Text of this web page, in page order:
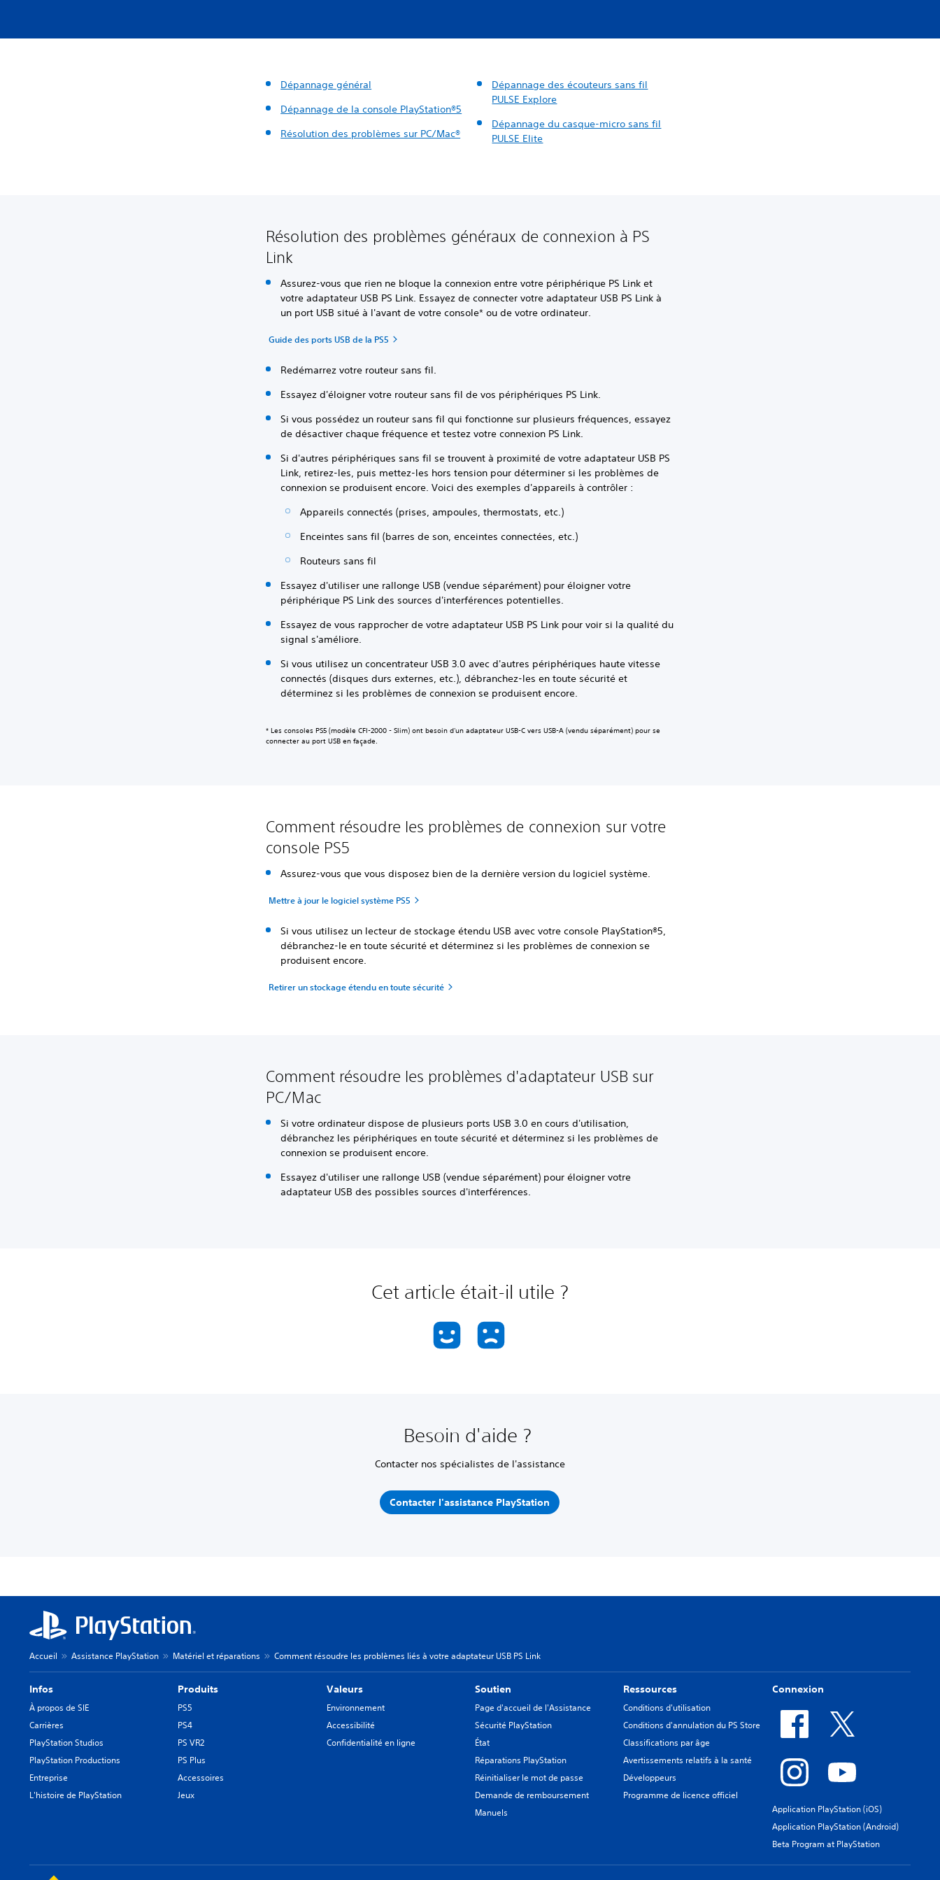
Dépannage général
Dépannage de la console PlayStation®5
Résolution des problèmes sur PC/Mac®
Dépannage des écouteurs sans fil
PULSE Explore
Dépannage du casque-micro sans fil
PULSE Elite
Résolution des problèmes généraux de connexion à PS
Link
Assurez-vous que rien ne bloque la connexion entre votre périphérique PS Link et
votre adaptateur USB PS Link. Essayez de connecter votre adaptateur USB PS Link à
un port USB situé à l'avant de votre console* ou de votre ordinateur.
Guide des ports USB de la PS5
Redémarrez votre routeur sans fil.
Essayez d'éloigner votre routeur sans fil de vos périphériques PS Link.
Si vous possédez un routeur sans fil qui fonctionne sur plusieurs fréquences, essayez
de désactiver chaque fréquence et testez votre connexion PS Link.
Si d'autres périphériques sans fil se trouvent à proximité de votre adaptateur USB PS
Link, retirez-les, puis mettez-les hors tension pour déterminer si les problèmes de
connexion se produisent encore. Voici des exemples d'appareils à contrôler :
Appareils connectés (prises, ampoules, thermostats, etc.)
Enceintes sans fil (barres de son, enceintes connectées, etc.)
Routeurs sans fil
Essayez d'utiliser une rallonge USB (vendue séparément) pour éloigner votre
périphérique PS Link des sources d'interférences potentielles.
Essayez de vous rapprocher de votre adaptateur USB PS Link pour voir si la qualité du
signal s'améliore.
Si vous utilisez un concentrateur USB 3.0 avec d'autres périphériques haute vitesse
connectés (disques durs externes, etc.), débranchez-les en toute sécurité et
déterminez si les problèmes de connexion se produisent encore.
* Les consoles PS5 (modèle CFI-2000 - Slim) ont besoin d'un adaptateur USB-C vers USB-A (vendu séparément) pour se
connecter au port USB en façade.
Comment résoudre les problèmes de connexion sur votre
console PS5
Assurez-vous que vous disposez bien de la dernière version du logiciel système.
Mettre à jour le logiciel système PS5
Si vous utilisez un lecteur de stockage étendu USB avec votre console PlayStation®5,
débranchez-le en toute sécurité et déterminez si les problèmes de connexion se
produisent encore.
Retirer un stockage étendu en toute sécurité
Comment résoudre les problèmes d'adaptateur USB sur
PC/Mac
Si votre ordinateur dispose de plusieurs ports USB 3.0 en cours d'utilisation,
débranchez les périphériques en toute sécurité et déterminez si les problèmes de
connexion se produisent encore.
Essayez d'utiliser une rallonge USB (vendue séparément) pour éloigner votre
adaptateur USB des possibles sources d'interférences.
Cet article était-il utile ?
Besoin d'aide ?
Contacter nos spécialistes de l'assistance
Contacter l'assistance PlayStation
Accueil Assistance PlayStation Matériel et réparations Comment résoudre les problèmes liés à votre adaptateur USB PS Link
Infos
À propos de SIE
Carrières
PlayStation Studios
PlayStation Productions
Entreprise
L'histoire de PlayStation
Produits
PS5
PS4
PS VR2
PS Plus
Accessoires
Jeux
Valeurs
Environnement
Accessibilité
Confidentialité en ligne
Soutien
Page d'accueil de l'Assistance
Sécurité PlayStation
État
Réparations PlayStation
Réinitialiser le mot de passe
Demande de remboursement
Manuels
Ressources
Conditions d'utilisation
Conditions d'annulation du PS Store
Classifications par âge
Avertissements relatifs à la santé
Développeurs
Programme de licence officiel
Connexion
Application PlayStation (iOS)
Application PlayStation (Android)
Beta Program at PlayStation